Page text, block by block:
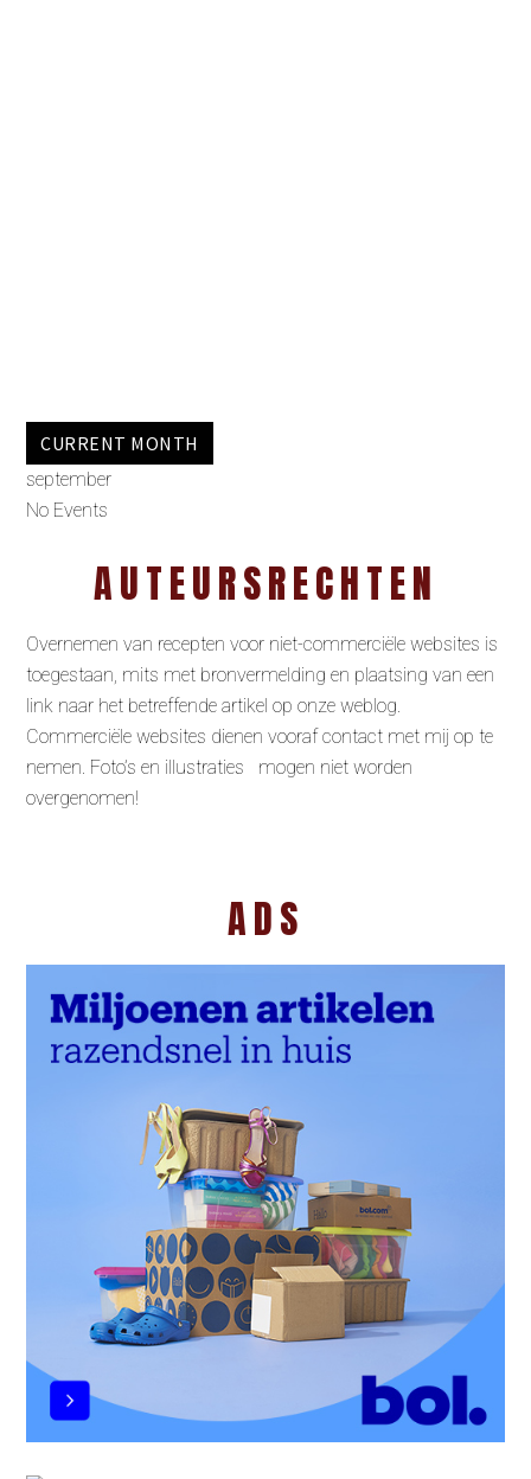
CURRENT MONTH
september
No Events
AUTEURSRECHTEN
Overnemen van recepten voor niet-commerciële websites is
toegestaan, mits met bronvermelding en plaatsing van een
link naar het betreffende artikel op onze weblog.
Commerciële websites dienen vooraf contact met mij op te
nemen. Foto’s en illustraties mogen niet worden
overgenomen!
ADS